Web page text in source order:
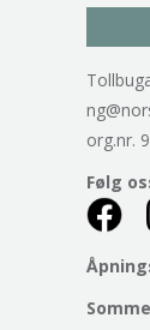
org.nr.
Følg